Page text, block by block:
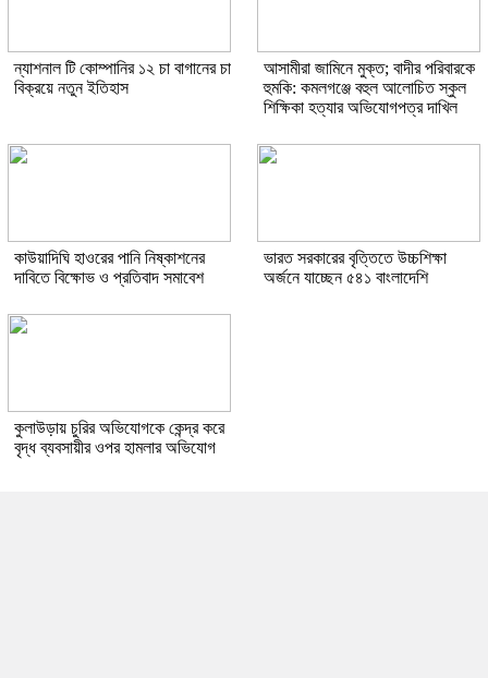
ন্যাশনাল টি কোম্পানির ১২ চা বাগানের চা
বিক্রয়ে নতুন ইতিহাস
আসামীরা জামিনে মুক্ত; বাদীর পরিবারকে
হুমকি: কমলগঞ্জে বহুল আলোচিত স্কুল
শিক্ষিকা হত্যার অভিযোগপত্র দাখিল
কাউয়াদিঘি হাওরের পানি নিষ্কাশনের
দাবিতে বিক্ষোভ ও প্রতিবাদ সমাবেশ
ভারত সরকারের বৃত্তিতে উচ্চশিক্ষা
অর্জনে যাচ্ছেন ৫৪১ বাংলাদেশি
কুলাউড়ায় চুরির অভিযোগকে কেন্দ্র করে
বৃদ্ধ ব্যবসায়ীর ওপর হামলার অভিযোগ